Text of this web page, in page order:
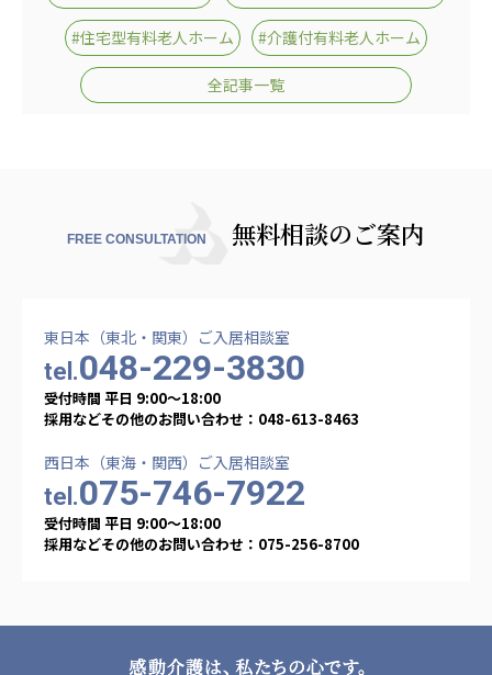
#住宅型有料老人ホーム #介護付有料老人ホーム
全記事一覧
FREE CONSULTATION 無料相談のご案内
東日本（東北・関東）ご入居相談室
tel.048-229-3830
受付時間 平日 9:00〜18:00
採用などその他のお問い合わせ：048-613-8463
西日本（東海・関西）ご入居相談室
tel.075-746-7922
受付時間 平日 9:00〜18:00
採用などその他のお問い合わせ：075-256-8700